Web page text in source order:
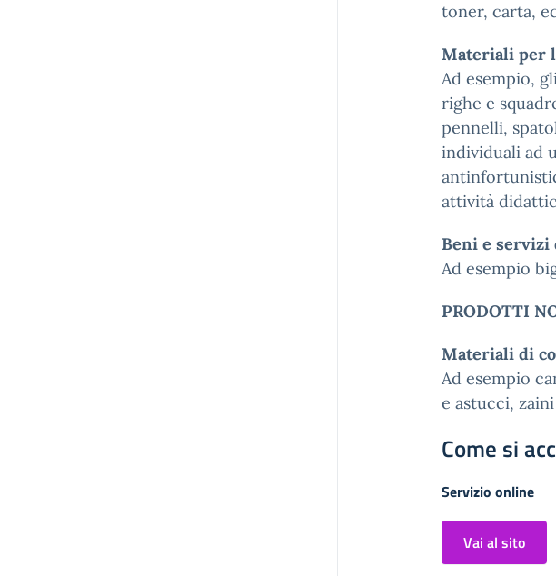
toner, carta,
Materiali per
Ad esempio,
righe e
pennelli,
individuali ad
attività
Beni e
Ad esempio
PRODOTTI
Materiali di
Ad esempio
e astucci,
Come si
Servizio online
Vai al sito